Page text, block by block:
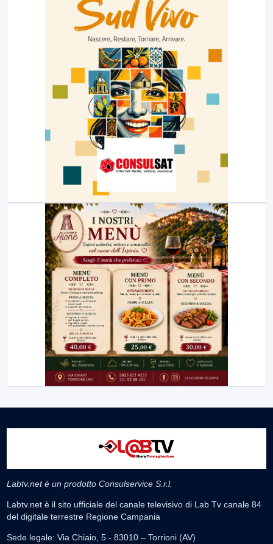
Labtv.net è un prodotto Consulservice S.r.l.
Labtv.net è il sito ufficiale del canale televisivo di Lab Tv canale 84
del digitale terrestre Regione Campania
Sede legale: Via Chiaio, 5 - 83010 – Torrioni (AV)